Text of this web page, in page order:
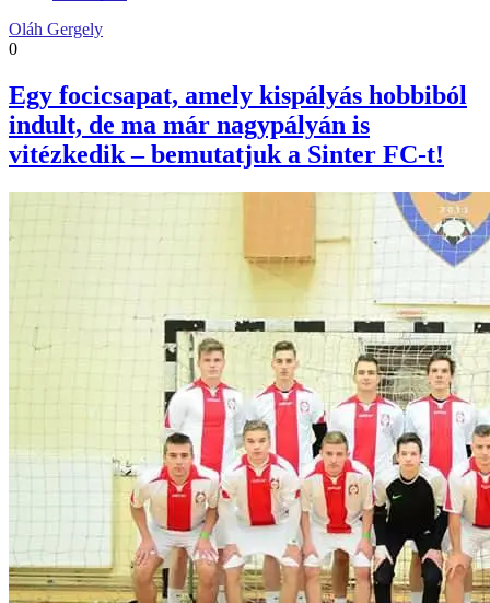
Oláh Gergely
0
Egy focicsapat, amely kispályás hobbiból
indult, de ma már nagypályán is
vitézkedik – bemutatjuk a Sinter FC-t!